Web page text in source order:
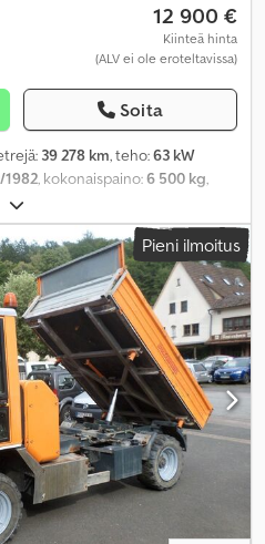
12 900 €
Kiinteä hinta
(ALV ei ole eroteltavissa)
Soita
39 278 km, teho:63 kW
1982, kokonaispaino:6 500 kg,
350 mm, kokonaiskorkeus:2 750
Pieni ilmoitus